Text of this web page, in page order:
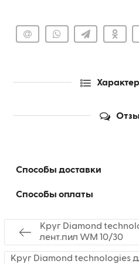
Способы доставки
Способы оплаты
Круг Diamond
лент.пил WM 10/30
Круг Diamond technologies